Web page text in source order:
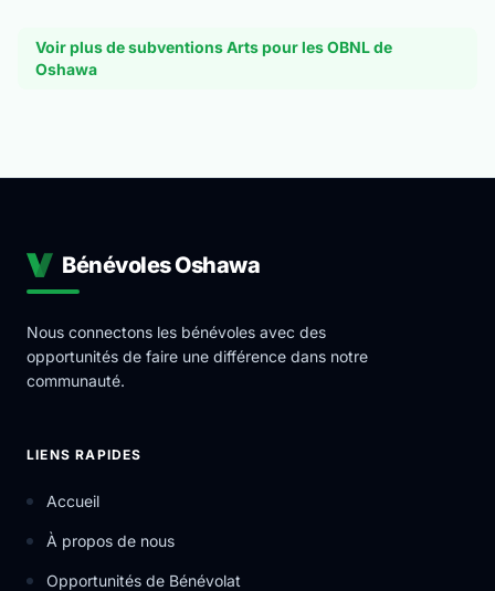
Voir plus de subventions Arts pour les OBNL de
Oshawa
Bénévoles Oshawa
Nous connectons les bénévoles avec des
opportunités de faire une différence dans notre
communauté.
LIENS RAPIDES
Accueil
À propos de nous
Opportunités de Bénévolat